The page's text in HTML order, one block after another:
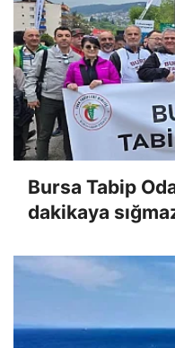
Bursa Tabip
dakikaya